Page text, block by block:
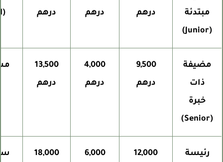
مبتدئة
درهم
درهم
درهم
مضيفة
ذات
خبرة
9,500
درهم
4,000
درهم
13,500
درهم
رئيسة
12,000
6,000
18,000